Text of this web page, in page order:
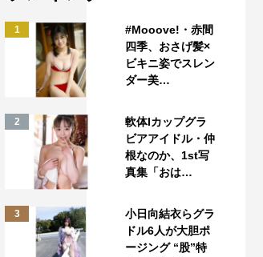
1
#Mooove!・赤間
四季、おさげ髪×
ビキニ姿でスレン
ダー美…
2
軟体Iカップグラ
ビアアイドル・仲
根なのか、1st写
真集「おは…
3
小日向結衣らグラ
ドル6人が大胆ポ
ージング “股”特